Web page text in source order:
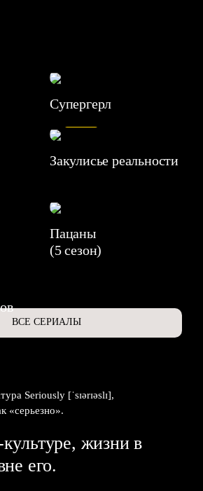
Супергерл
7.1
Закулисье реальности
Пацаны
(5 сезон)
ВСЕ СЕРИАЛЫ
Seriously [ˈsɪərɪəslɪ],
«серьезно».
жизни в
его.